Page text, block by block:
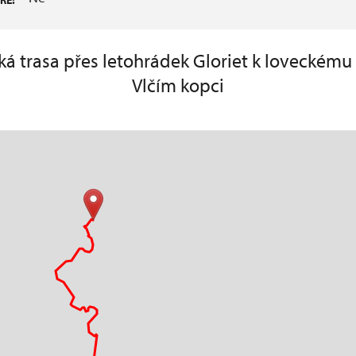
trasa přes letohrádek Gloriet k loveckému
Vlčím kopci